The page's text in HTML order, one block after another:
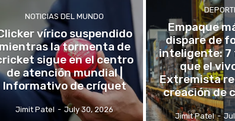
NOTICIAS DEL MUNDO
vírico suspendido
mientras la tormenta de
sigue en el centro
de atención mundial |
Informativo de críquet
Jimit Patel - July 30, 2026
Empaque
dispare de
inteligente: 7
que el
Extremista
creación de
Jimit Patel -